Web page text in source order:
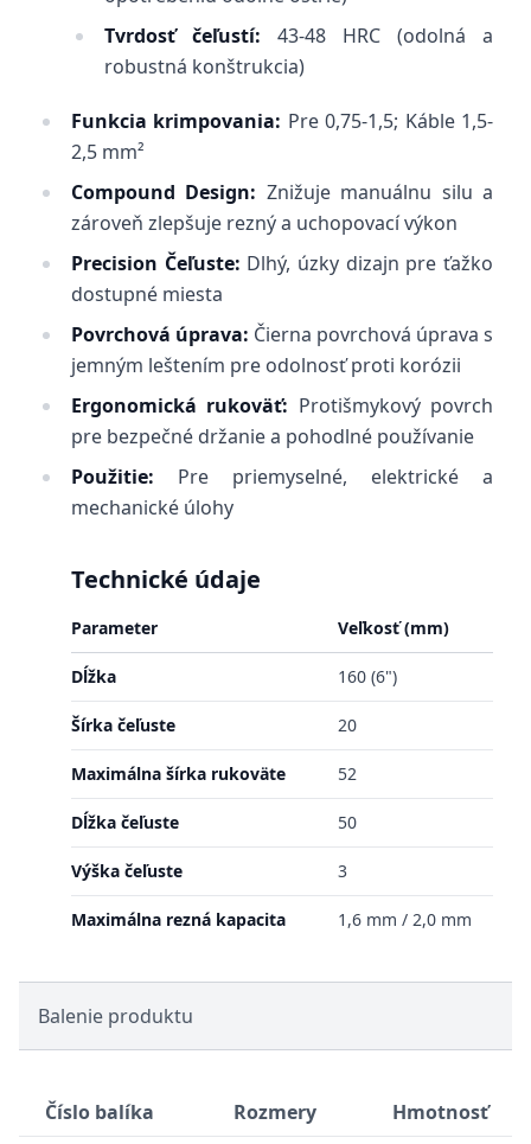
Tvrdosť čeľustí: 43-48 HRC (odolná a
robustná konštrukcia)
Funkcia krimpovania: Pre 0,75-1,5; Káble 1,5-
2,5 mm²
Compound Design: Znižuje manuálnu silu a
zároveň zlepšuje rezný a uchopovací výkon
Precision Čeľuste: Dlhý, úzky dizajn pre ťažko
dostupné miesta
Povrchová úprava: Čierna povrchová úprava s
jemným leštením pre odolnosť proti korózii
Ergonomická rukoväť: Protišmykový povrch
pre bezpečné držanie a pohodlné používanie
Použitie: Pre priemyselné, elektrické a
mechanické úlohy
Technické údaje
Parameter Veľkosť (mm)
Dĺžka 160 (6")
Šírka čeľuste 20
Maximálna šírka rukoväte 52
Dĺžka čeľuste 50
Výška čeľuste 3
Maximálna rezná kapacita 1,6 mm / 2,0 mm
Balenie produktu
Číslo balíka Rozmery
Hmotnosť